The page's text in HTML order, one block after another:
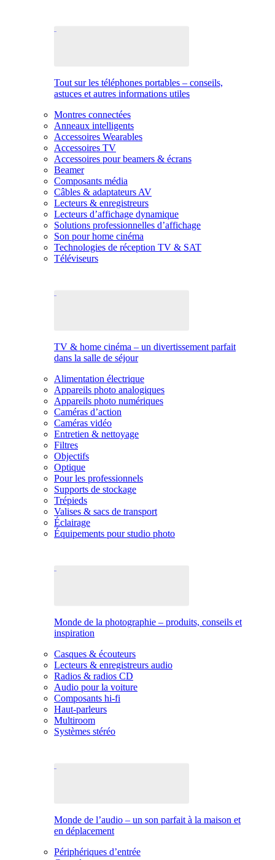
Tout sur les téléphones portables – conseils,
astuces et autres informations utiles
Montres connectées
Anneaux intelligents
Accessoires Wearables
Accessoires TV
Accessoires pour beamers & écrans
Beamer
Composants média
Câbles & adaptateurs AV
Lecteurs & enregistreurs
Lecteurs d’affichage dynamique
Solutions professionnelles d’affichage
Son pour home cinéma
Technologies de réception TV & SAT
Téléviseurs
TV & home cinéma – un divertissement parfait
dans la salle de séjour
Alimentation électrique
Appareils photo analogiques
Appareils photo numériques
Caméras d’action
Caméras vidéo
Entretien & nettoyage
Filtres
Objectifs
Optique
Pour les professionnels
Supports de stockage
Trépieds
Valises & sacs de transport
Éclairage
Équipements pour studio photo
Monde de la photographie – produits, conseils et
inspiration
Casques & écouteurs
Lecteurs & enregistreurs audio
Radios & radios CD
Audio pour la voiture
Composants hi-fi
Haut-parleurs
Multiroom
Systèmes stéréo
Monde de l’audio – un son parfait à la maison et
en déplacement
Périphériques d’entrée